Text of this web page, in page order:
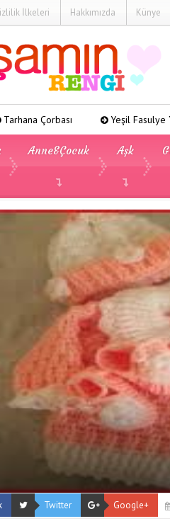
İlkeleri Hakkımızda Künye
Yeşil Fasulye Yemeği Patates
Anne&Çocuk Aşk
Çocuk Örgü Modelleri
Twitter Google+